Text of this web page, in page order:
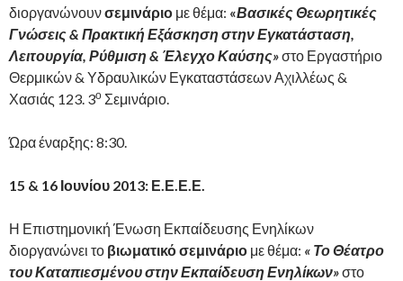
διοργανώνουνσεμινάριο με θέμα: «Βασικές Θεωρητικές
Γνώσεις & Πρακτική Εξάσκηση στην Εγκατάσταση,
Λειτουργία, Ρύθμιση & Έλεγχο Καύσης»στο Εργαστήριο
Θερμικών & Υδραυλικών Εγκαταστάσεων Αχιλλέως &
Χασιάς 123. 3ο Σεμινάριο.
Ώρα έναρξης: 8:30.
15 & 16 Ιουνίου 2013: Ε.Ε.Ε.Ε.
Η Επιστημονική Ένωση Εκπαίδευσης Ενηλίκων
διοργανώνει το βιωματικό σεμινάριο με θέμα: « Το Θέατρο
του Καταπιεσμένου στην Εκπαίδευση Ενηλίκων»στο